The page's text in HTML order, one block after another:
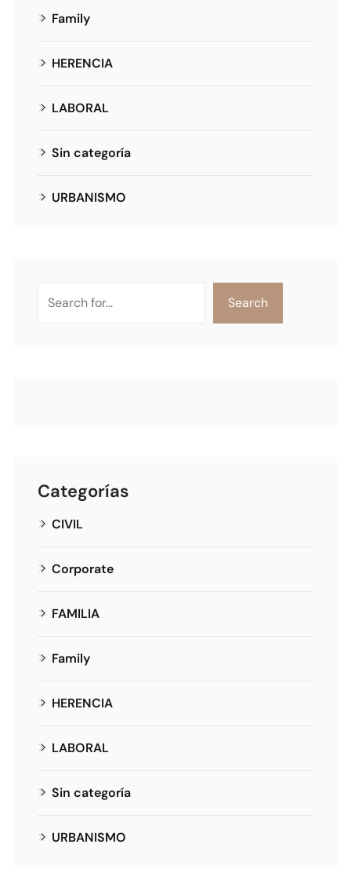
Family
HERENCIA
LABORAL
Sin categoría
URBANISMO
Search
Categorías
CIVIL
Corporate
FAMILIA
Family
HERENCIA
LABORAL
Sin categoría
URBANISMO